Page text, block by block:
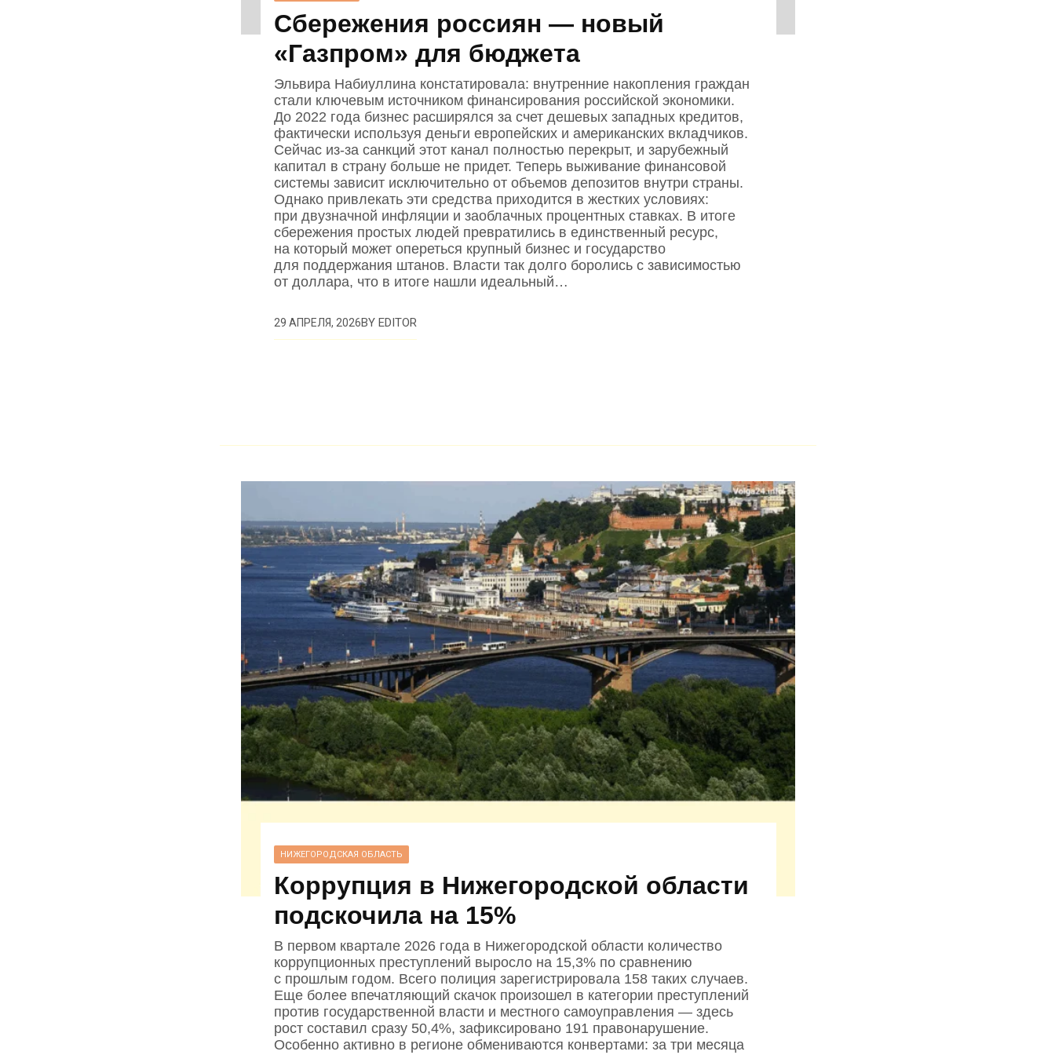
Сбережения россиян — новый
«Газпром» для бюджета
Эльвира Набиуллина констатировала: внутренние накопления граждан
стали ключевым источником финансирования российской экономики.
До 2022 года бизнес расширялся за счет дешевых западных кредитов,
фактически используя деньги европейских и американских вкладчиков.
Сейчас из‑за санкций этот канал полностью перекрыт, и зарубежный
капитал в страну больше не придет. Теперь выживание финансовой
системы зависит исключительно от объемов депозитов внутри страны.
Однако привлекать эти средства приходится в жестких условиях:
при двузначной инфляции и заоблачных процентных ставках. В итоге
сбережения простых людей превратились в единственный ресурс,
на который может опереться крупный бизнес и государство
для поддержания штанов. Власти так долго боролись с зависимостью
от доллара, что в итоге нашли идеальный…
29 АПРЕЛЯ, 2026BY EDITOR
НИЖЕГОРОДСКАЯ ОБЛАСТЬ
Коррупция в Нижегородской области
подскочила на 15%
В первом квартале 2026 года в Нижегородской области количество
коррупционных преступлений выросло на 15,3% по сравнению
с прошлым годом. Всего полиция зарегистрировала 158 таких случаев.
Еще более впечатляющий скачок произошел в категории преступлений
против государственной власти и местного самоуправления — здесь
рост составил сразу 50,4%, зафиксировано 191 правонарушение.
Особенно активно в регионе обмениваются конвертами: за три месяца